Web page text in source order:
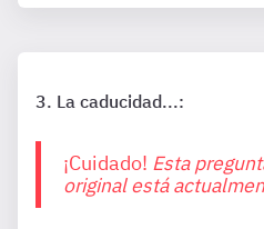
La caducidad...:
¡Cuidado! Esta
original está